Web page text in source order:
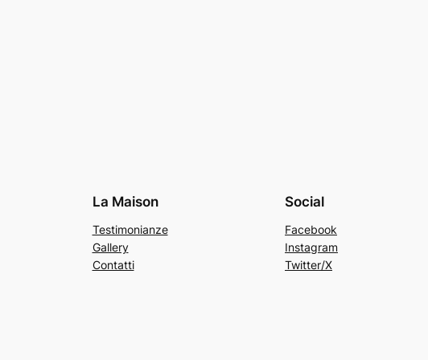
La Maison
Testimonianze
Gallery
Contatti
Social
Facebook
Instagram
Twitter/X